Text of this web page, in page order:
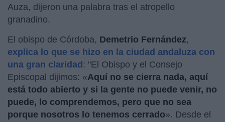
Auza, dijeron una palabra tras el atropello
granadino.
El obispo de Córdoba, Demetrio Fernández,
explica lo que se hizo en la ciudad andaluza con
una gran claridad: "El Obispo y el Consejo
Episcopal dijimos: «Aquí no se cierra nada, aquí
está todo abierto y si la gente no puede venir, no
puede, lo comprendemos, pero que no sea
porque nosotros lo tenemos cerrado». Desde el